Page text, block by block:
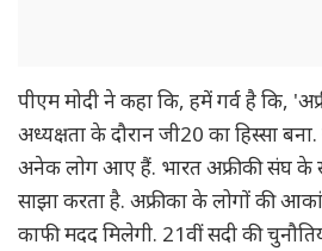
पीएम मोदी ने कहा कि, हमें गर्व है कि,
अध्यक्षता के दौरान जी20 का हिस्सा
अनेक लोग आए हैं. भारत अफ्रीकी संघ के
साझा करता है. अफ्रीका के लोगों की
काफी मदद मिलेगी. 21वीं सदी की